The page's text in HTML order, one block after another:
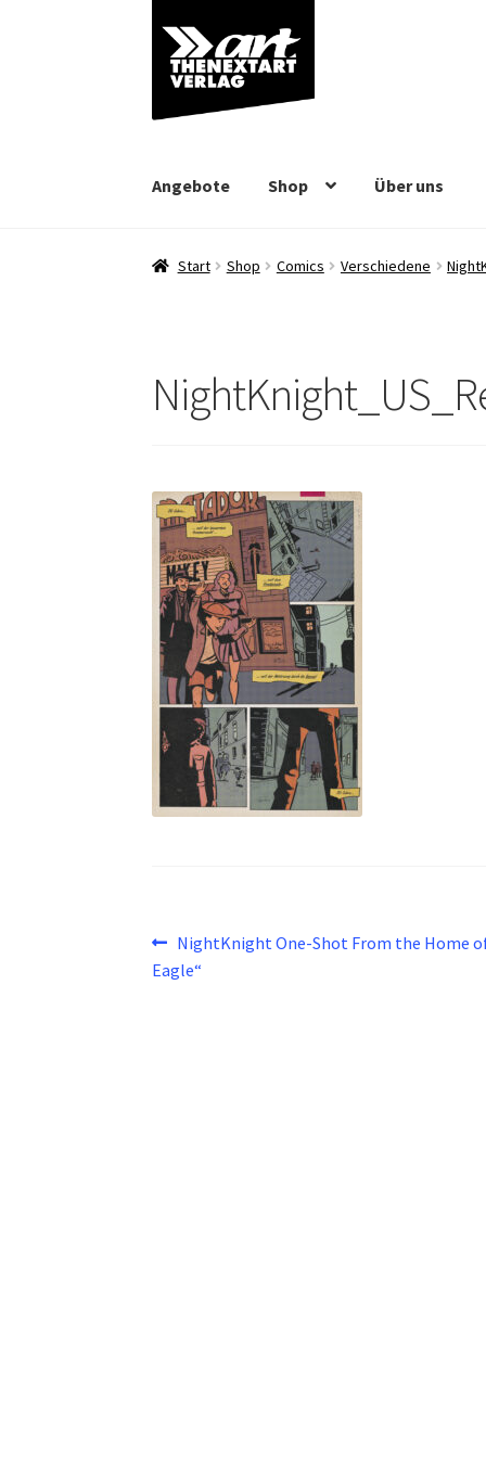
Zur
Navigation
springen
Zum
Inhalt
springen
Angebote Shop Über uns
Start Shop Comics Verschiedene
Beitragsnavigation
Vorheriger
Beitrag:
NightKnight One-Shot From the Home
Eagle“